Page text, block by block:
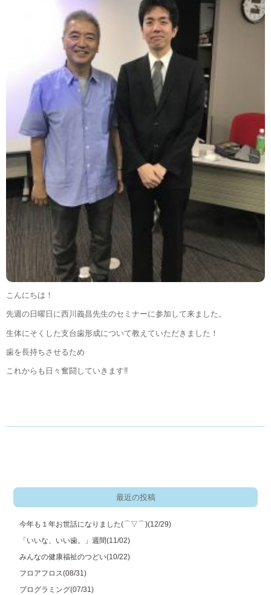
こんにちは！
先週の日曜日に西川義昌先生のセミナーに参加して来ました。
生体にそくした支台歯形成について教えていただきました！
歯を長持ちさせるため
これからも日々奮闘していきます‼︎
最近の投稿
今年も１年お世話になりました(⌒▽⌒)(12/29)
「いいな、いい歯。」週間(11/02)
みんなの健康福祉のつどい(10/22)
フロアフロス(08/31)
プログラミング(07/31)